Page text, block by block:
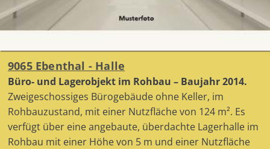
9065 Ebenthal - Halle
Büro- und Lagerobjekt im Rohbau – Baujahr 2014.
Zweigeschossiges Bürogebäude ohne Keller, im
Rohbauzustand, mit einer Nutzfläche von 124 m². Es
verfügt über eine angebaute, überdachte Lagerhalle im
Rohbau mit einer Höhe von 5 m und einer Nutzfläche